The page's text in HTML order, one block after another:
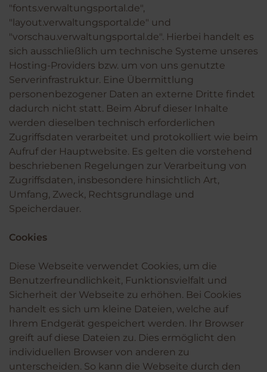
"fonts.verwaltungsportal.de",
"layout.verwaltungsportal.de" und
"vorschau.verwaltungsportal.de". Hierbei handelt es
sich ausschließlich um technische Systeme unseres
Hosting-Providers bzw. um von uns genutzte
Serverinfrastruktur. Eine Übermittlung
personenbezogener Daten an externe Dritte findet
dadurch nicht statt. Beim Abruf dieser Inhalte
werden dieselben technisch erforderlichen
Zugriffsdaten verarbeitet und protokolliert wie beim
Aufruf der Hauptwebsite. Es gelten die vorstehend
beschriebenen Regelungen zur Verarbeitung von
Zugriffsdaten, insbesondere hinsichtlich Art,
Umfang, Zweck, Rechtsgrundlage und
Speicherdauer.
Cookies
Diese Webseite verwendet Cookies, um die
Benutzerfreundlichkeit, Funktionsvielfalt und
Sicherheit der Webseite zu erhöhen. Bei Cookies
handelt es sich um kleine Dateien, welche auf
Ihrem Endgerät gespeichert werden. Ihr Browser
greift auf diese Dateien zu. Dies ermöglicht den
individuellen Browser von anderen zu
unterscheiden. So kann die Webseite durch den